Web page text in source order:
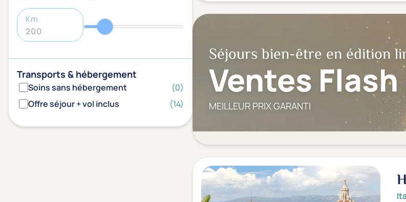
Km
Transports & hébergement
Soins sans hébergement
(0)
Offre séjour + vol inclus
(14)
Séjours bien-être en édition
Ventes
MEILLEUR PRIX GARANTI